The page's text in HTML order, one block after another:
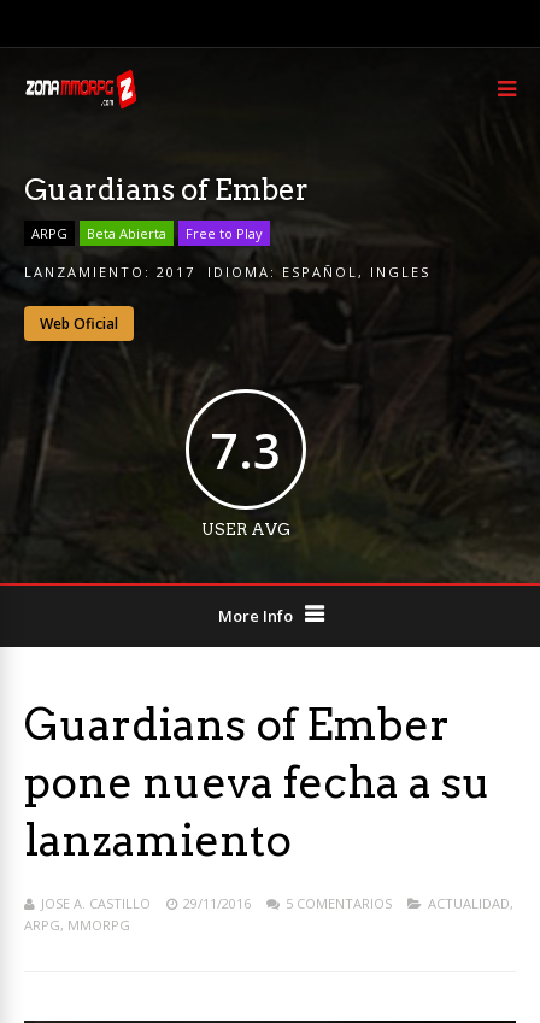
Guardians of Ember
ARPG Beta Abierta Free to Play
LANZAMIENTO: 2017 IDIOMA: ESPAÑOL, INGLES
Web Oficial
7.3
USER AVG
More Info
Guardians of Ember
pone nueva fecha a su
lanzamiento
JOSE A. CASTILLO 29/11/2016 5 COMENTARIOS ACTUALIDAD,
ARPG, MMORPG